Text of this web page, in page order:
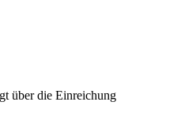
über die Einreichung